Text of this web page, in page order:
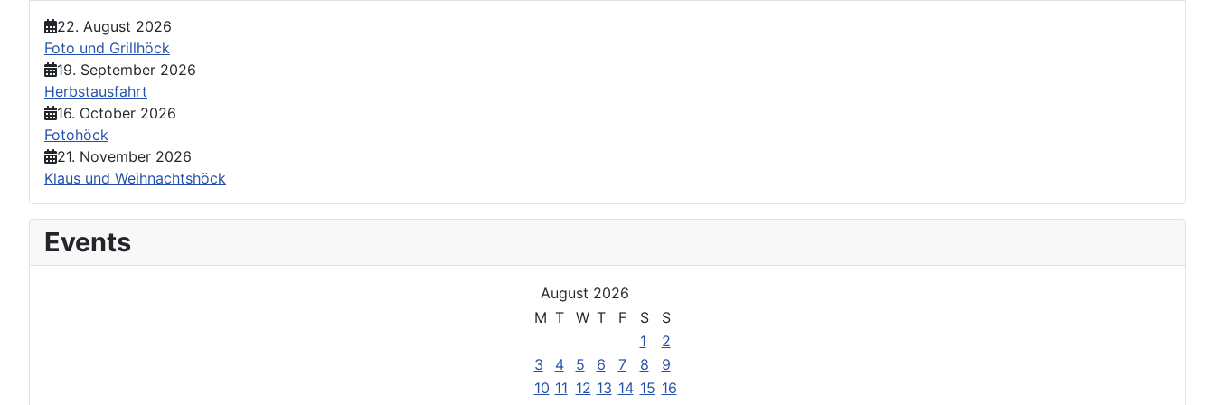
22. August 2026
Foto und Grillhöck
19. September 2026
Herbstausfahrt
16. October 2026
Fotohöck
21. November 2026
Klaus und Weihnachtshöck
Events
August 2026
M T W T F S
S
1
2
3
4 5 6 7 8
9
10 11 12 13 14 15 16